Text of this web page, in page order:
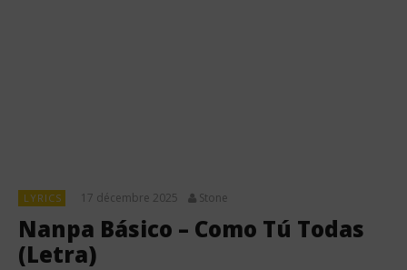
LYRICS 17 décembre 2025 Stone
Nanpa Básico – Como Tú Todas
(Letra)